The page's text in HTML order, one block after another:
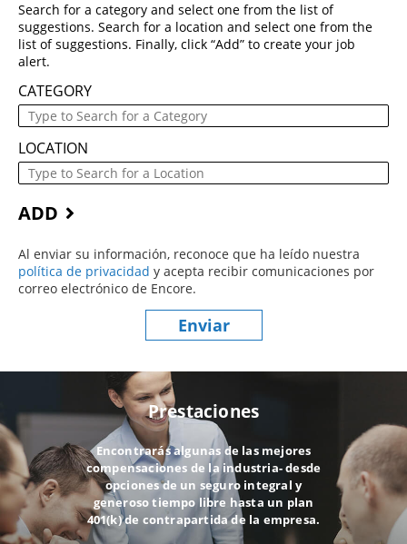
Search for a category and select one from the list of
suggestions. Search for a location and select one from the
list of suggestions. Finally, click “Add” to create your job
alert.
CATEGORY
LOCATION
ADD
Al enviar su información, reconoce que ha leído nuestra
política de privacidad (este contenido se abre en una nueva
y acepta recibir comunicaciones por
correo electrónico de Encore.
Enviar
Prestaciones
Encontrarás algunas de las mejores
compensaciones de la industria- desde
opciones de un seguro integral y
generoso tiempo libre hasta un plan
401(k) de contrapartida de la empresa.